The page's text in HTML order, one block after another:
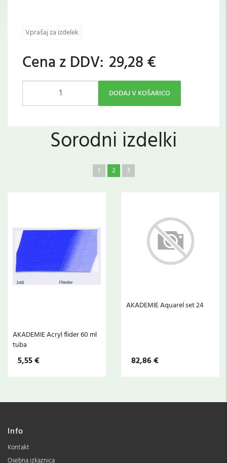
Vprašaj za izdelek
Cena z DDV: 29,28 €
DODAJ V KOŠARICO
Sorodni izdelki
1 2 3
AKADEMIE Acryl flider 60 ml
tuba
5,55 €
AKADEMIE Aquarel set 24
82,86 €
Info
Kontakt
Osebna izkaznica